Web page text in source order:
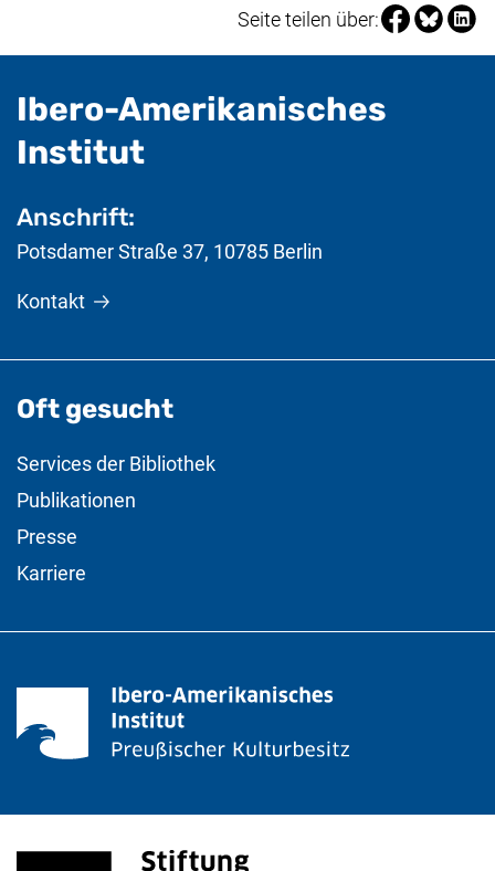
Seite teilen über:Seite über
Seite
Ibero-Amerikanisches
Institut- nützliche
Anschrift:
Potsdamer Straße 37, 10785 Berlin
Kontakt
Oft gesucht
Services der Bibliothek
Publikationen
Presse
Karriere
Stiftung Preußischer Kulturbesitz
(externer Link, öffnet neues Fenster)